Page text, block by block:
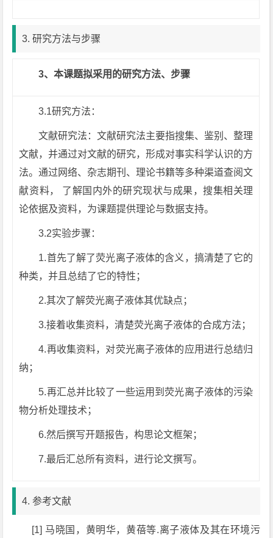
3. 研究方法与步骤
3、本课题拟采用的研究方法、步骤
3.1研究方法：
文献研究法：文献研究法主要指搜集、鉴别、整理
文献，并通过对文献的研究，形成对事实科学认识的方
法。通过网络、杂志期刊、理论书籍等多种渠道查阅文
献资料， 了解国内外的研究现状与成果，搜集相关理
论依据及资料，为课题提供理论与数据支持。
3.2实验步骤：
1.首先了解了荧光离子液体的含义，搞清楚了它的
种类，并且总结了它的特性；
2.其次了解荧光离子液体其优缺点；
3.接着收集资料，清楚荧光离子液体的合成方法；
4.再收集资料，对荧光离子液体的应用进行总结归
纳；
5.再汇总并比较了一些运用到荧光离子液体的污染
物分析处理技术；
6.然后撰写开题报告，构思论文框架；
7.最后汇总所有资料，进行论文撰写。
4. 参考文献
[1] 马晓国，黄明华，黄蓓等.离子液体及其在环境污